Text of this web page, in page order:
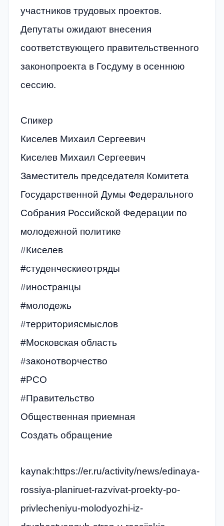
участников трудовых проектов.
Депутаты ожидают внесения
соответствующего правительственного
законопроекта в Госдуму в осеннюю
сессию.
Спикер
Киселев Михаил Сергеевич
Киселев Михаил Сергеевич
Заместитель председателя Комитета
Государственной Думы Федерального
Собрания Российской Федерации по
молодежной политике
#Киселев
#студенческиеотряды
#иностранцы
#молодежь
#территориясмыслов
#Московская область
#законотворчество
#РСО
#Правительство
Общественная приемная
Создать обращение
kaynak:https://er.ru/activity/news/edinaya-
rossiya-planiruet-razvivat-proekty-po-
privlecheniyu-molodyozhi-iz-